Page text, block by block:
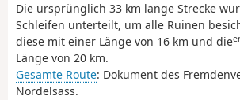
Die ursprünglich 33 km lange Strecke
Schleifen unterteilt, um alle Ruinen
diese mit einer Länge von 16 km und die
Länge von 20 km.
Gesamte Route: Dokument des
Nordelsass.